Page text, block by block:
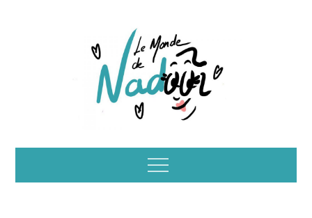
Illustrations – le
monde de Nadoo
Menu